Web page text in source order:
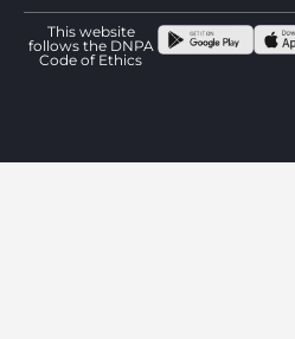
This website
follows the DNPA
Code of Ethics